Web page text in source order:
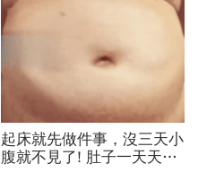
起床就先做件事，沒三天小
腹就不見了! 肚子一天天變